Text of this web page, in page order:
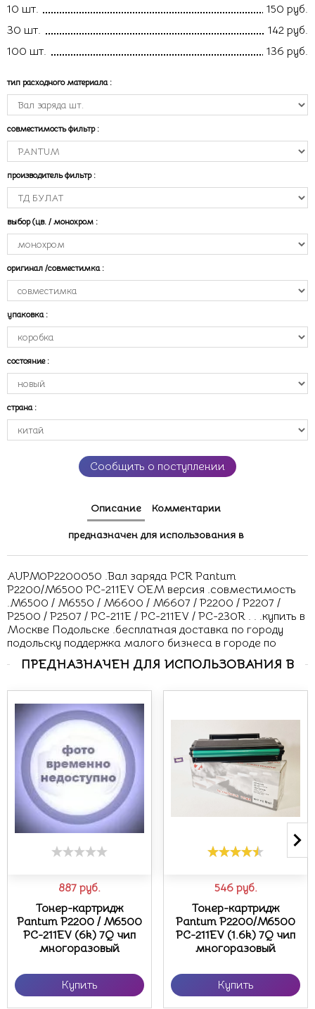
10 шт.
150 руб.
30 шт.
142 руб.
100 шт.
136 руб.
тип расходного материала :
совместимость фильтр :
производитель фильтр :
выбор (цв. / монохром :
оригинал /совместимка :
упаковка :
состояние :
страна :
Сообщить о поступлении
Описание Комментарии
предназначен для использования в
AUPM0P2200050 .Вал заряда PCR Pantum
P2200/M6500 PC-211EV OEM версия .совместимость
.M6500 / M6550 / M6600 / M6607 / P2200 / P2207 /
P2500 / P2507 / PC-211E / PC-211EV / PC-230R . . .купить в
Москве Подольске .бесплатная доставка по городу
подольску поддержка малого бизнеса в городе по
ПРЕДНАЗНАЧЕН ДЛЯ ИСПОЛЬЗОВАНИЯ В
887 руб.
Тонер-картридж
Pantum P2200 / M6500
PC-211EV (6k) 7Q чип
многоразовый
Купить
546 руб.
Тонер-картридж
Pantum P2200/M6500
PC-211EV (1.6k) 7Q чип
многоразовый
Купить